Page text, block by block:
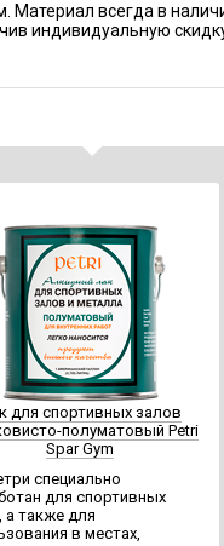
всегда в
индивидуальную
для спортивных залов
полуматовый Petri
Spar Gym
специально
для спортивных
а также для
в местах,